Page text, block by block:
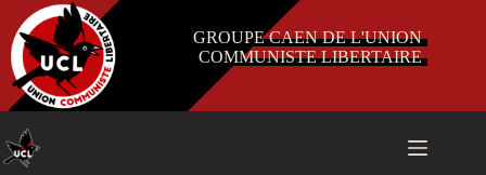
Passer
contenu
GROUPE CAEN DE L'UNION
COMMUNISTE LIBERTAIRE